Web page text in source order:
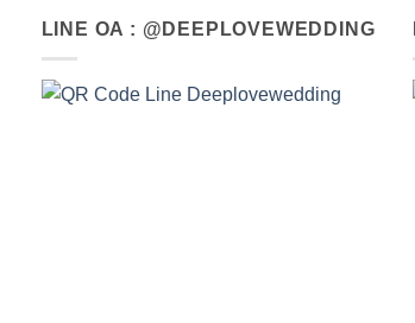
LINE OA : @DEEPLOVEWEDDING